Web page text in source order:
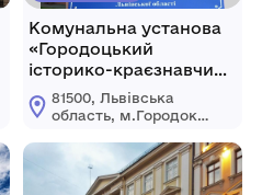
Комунальна установа
«Городоцький
історико-краєзнавчий
музей» Городоцької
міської ради Львівської
81500, Львівська
область, м.Городок,
Б.Хмельницького, 2